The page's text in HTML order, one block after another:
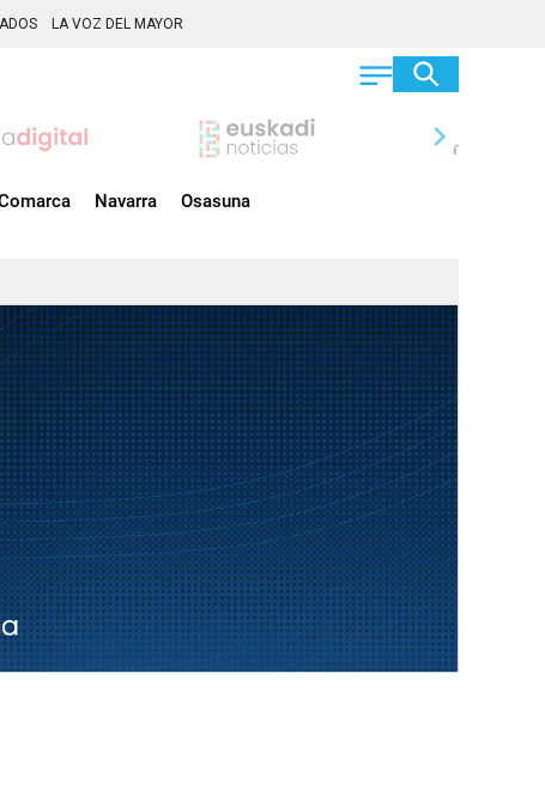
LA VOZ DEL MAYOR
chevron_right
Navarra Osasuna